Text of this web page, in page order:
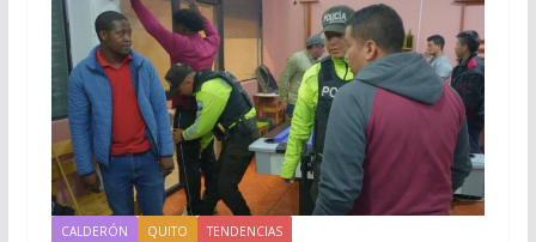
CALDERÓN QUITO TENDENCIAS